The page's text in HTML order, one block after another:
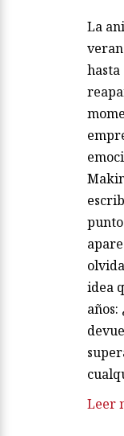
La
idea
Leer